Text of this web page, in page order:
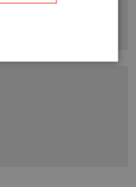
og
korrekt